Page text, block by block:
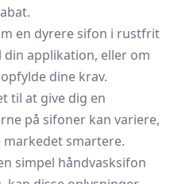
en dyrere sifon i rustfrit
applikation, eller om
dine krav.
til at give dig en
på sifoner kan variere,
smartere.
simpel håndvasksifon